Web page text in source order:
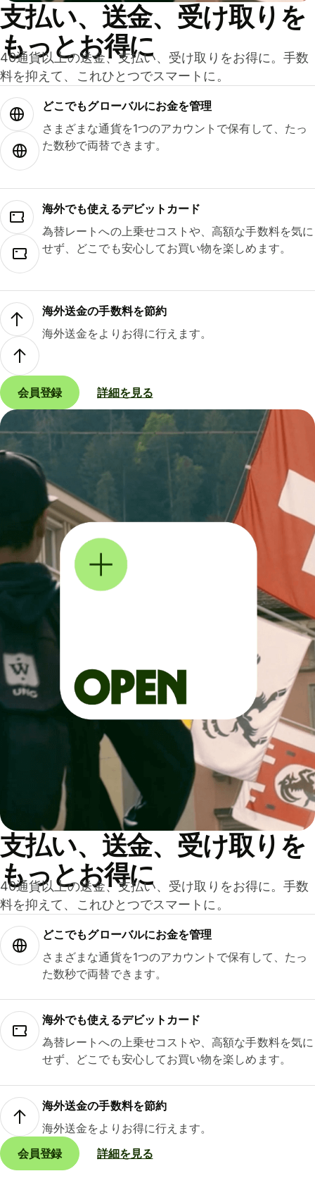
支払い、送金、受け取りを
もっとお得に
40通貨以上の送金、支払い、受け取りをお得に。手数
料を抑えて、これひとつでスマートに。
どこでもグ⁠ロ⁠ー⁠バ⁠ルにお金を管理
さまざまな通貨を1つのアカウントで保有して、たっ
た数秒で両替できます。
海外でも使えるデビットカード
為替レートへの上乗せコストや、高額な手数料を気に
せず、どこでも安心してお買い物を楽しめます。
海外送金の手数料を節約
海外送金をよりお得に行えます。
会員登録 詳細を見る
支払い、送金、受け取りを
もっとお得に
40通貨以上の送金、支払い、受け取りをお得に。手数
料を抑えて、これひとつでスマートに。
どこでもグ⁠ロ⁠ー⁠バ⁠ルにお金を管理
さまざまな通貨を1つのアカウントで保有して、たっ
た数秒で両替できます。
海外でも使えるデビットカード
為替レートへの上乗せコストや、高額な手数料を気に
せず、どこでも安心してお買い物を楽しめます。
海外送金の手数料を節約
海外送金をよりお得に行えます。
会員登録
詳細を見る